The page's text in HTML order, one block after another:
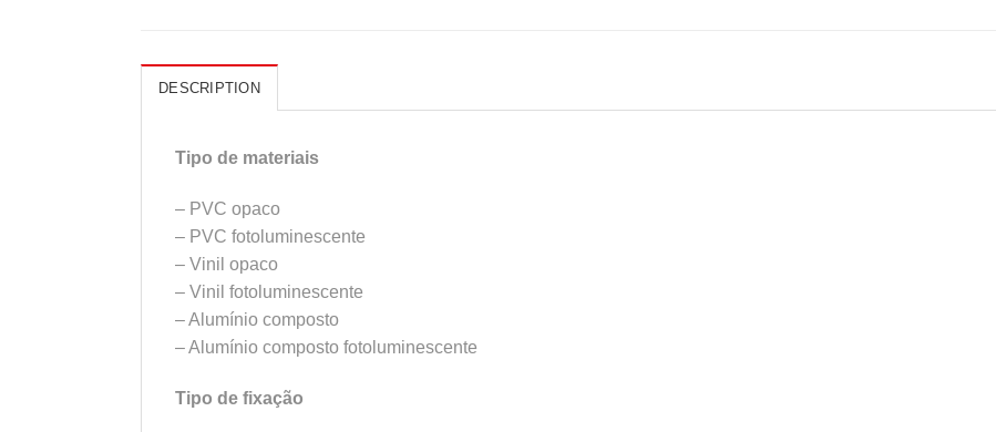
DESCRIPTION
Tipo de materiais
– PVC opaco
– PVC fotoluminescente
– Vinil opaco
– Vinil fotoluminescente
– Alumínio composto
– Alumínio composto fotoluminescente
Tipo de fixação